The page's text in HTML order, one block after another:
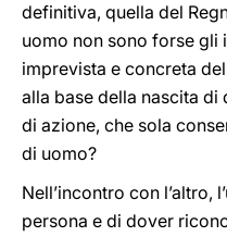
definitiva, quella del
uomo non sono forse gli
imprevista e concreta
alla base della nascita
di azione, che sola
di uomo?
Nell’incontro con l’altro,
persona e di dover